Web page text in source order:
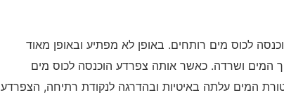
לכוס מים רותחים. באופן לא מפתיע ובאופן מאוד
המים ושרדה. כאשר אותה צפרדע הוכנסה לכוס מים
המים עלתה באיטיות ובהדרגה לנקודת רתיחה, הצפרדע